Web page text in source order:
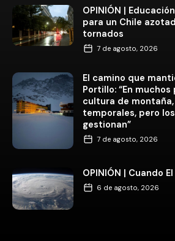
OPINIÓN |
para un Chile
tornados
7 de agosto, 2026
El camino que
Portillo: “En
cultura de
temporales, pero
gestionan”
7 de agosto, 2026
OPINIÓN | Cuando
6 de agosto, 2026